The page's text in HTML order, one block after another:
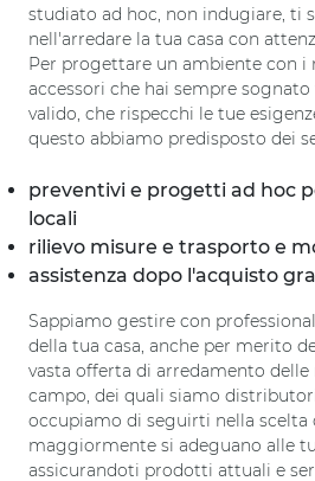
studiato ad hoc, non indugiare, ti
nell'arredare la tua casa con
Per progettare un ambiente con i
accessori che hai sempre
valido, che rispecchi le tue
questo abbiamo predisposto dei
preventivi e progetti ad hoc
locali
rilievo misure e trasporto e
assistenza dopo l'acquisto
Sappiamo gestire con
della tua casa, anche per merito
vasta offerta di arredamento
campo, dei quali siamo
occupiamo di seguirti nella scelta
maggiormente si adeguano alle
assicurandoti prodotti attuali e